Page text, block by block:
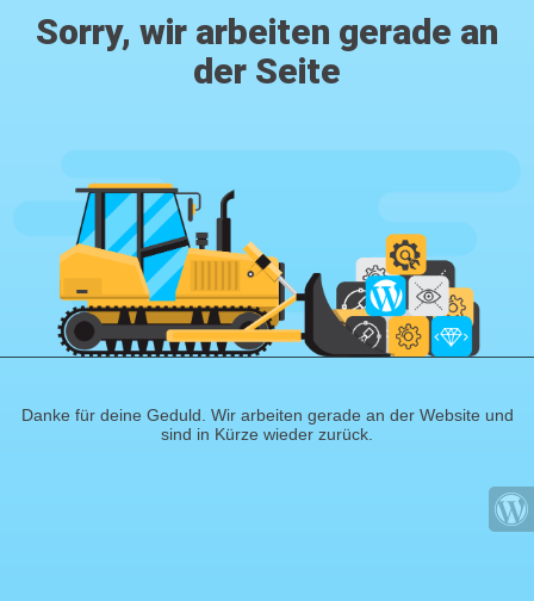
Sorry, wir arbeiten gerade an
der Seite
Danke für deine Geduld. Wir arbeiten gerade an der Website und
sind in Kürze wieder zurück.